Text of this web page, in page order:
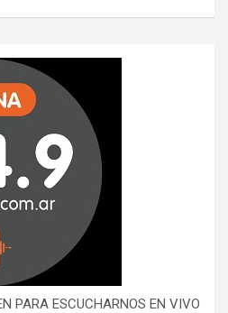
PARA ESCUCHARNOS EN VIVO